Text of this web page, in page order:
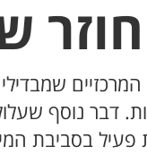
דבר נוסף
פעיל בסביבת